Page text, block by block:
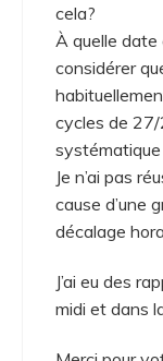
cela?
À quelle
considérer
cycles de
systématique
Je n’ai pas
cause d’une
décalage
J’ai eu des
midi et dans